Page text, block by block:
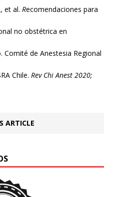
et al. Recomendaciones para
no obstétrica en
Comité de Anestesia Regional
Chile. Rev Chi Anest 2020;
ARTICLE